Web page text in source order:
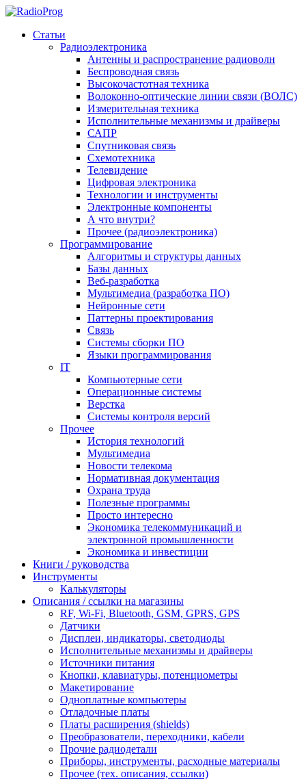
Статьи
Радиоэлектроника
Антенны и распространение радиоволн
Беспроводная связь
Высокочастотная техника
Волоконно-оптические линии связи (ВОЛС)
Измерительная техника
Исполнительные механизмы и драйверы
САПР
Спутниковая связь
Схемотехника
Телевидение
Цифровая электроника
Технологии и инструменты
Электронные компоненты
А что внутри?
Прочее (радиоэлектроника)
Программирование
Алгоритмы и структуры данных
Базы данных
Веб-разработка
Мультимедиа (разработка ПО)
Нейронные сети
Паттерны проектирования
Связь
Системы сборки ПО
Языки программирования
IT
Компьютерные сети
Операционные системы
Верстка
Системы контроля версий
Прочее
История технологий
Мультимедиа
Новости телекома
Нормативная документация
Охрана труда
Полезные программы
Просто интересно
Экономика телекоммуникаций и
электронной промышленности
Экономика и инвестиции
Книги / руководства
Инструменты
Калькуляторы
Описания / ссылки на магазины
RF, Wi-Fi, Bluetooth, GSM, GPRS, GPS
Датчики
Дисплеи, индикаторы, светодиоды
Исполнительные механизмы и драйверы
Источники питания
Кнопки, клавиатуры, потенциометры
Макетирование
Одноплатные компьютеры
Отладочные платы
Платы расширения (shields)
Преобразователи, переходники, кабели
Прочие радиодетали
Приборы, инструменты, расходные материалы
Прочее (тех. описания, ссылки)